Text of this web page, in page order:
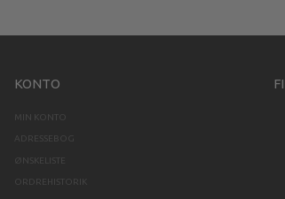
KONTO
MIN KONTO
ADRESSEBOG
ØNSKELISTE
ORDREHISTORIK